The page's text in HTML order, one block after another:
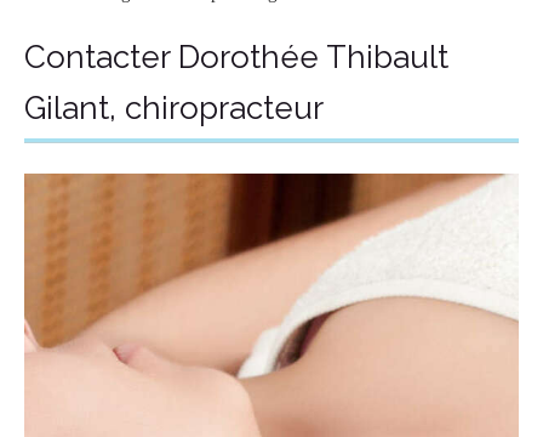
Contacter Dorothée Thibault
Gilant, chiropracteur